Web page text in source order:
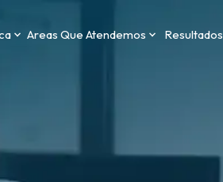
Areas Que Atendemos Resultados